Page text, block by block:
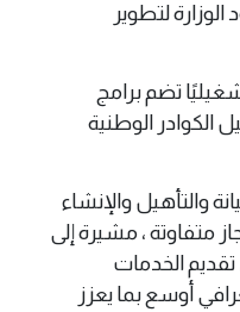
لتطوير
تضم برامج
الكوادر الوطنية
والتأهيل والإنشاء
متفاوتة ، مشيرة إلى
الخدمات
أوسع بما يعزز